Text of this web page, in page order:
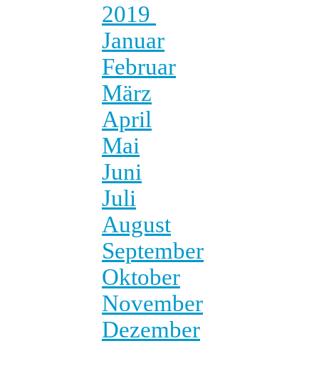
2019
Januar
Februar
März
April
Mai
Juni
Juli
August
September
Oktober
November
Dezember